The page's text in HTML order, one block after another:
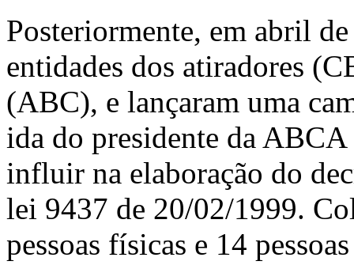
Posteriormente, em abril
entidades dos atiradores
(ABC), e lançaram uma
ida do presidente da
influir na elaboração do
lei 9437 de 20/02/1999.
pessoas físicas e 14